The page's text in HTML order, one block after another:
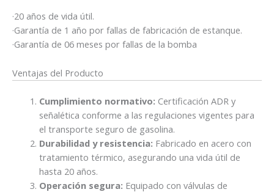
·20 años de vida útil.
·Garantía de 1 año por fallas de fabricación de estanque.
·Garantía de 06 meses por fallas de la bomba
Ventajas del Producto
Cumplimiento normativo: Certificación ADR y
señalética conforme a las regulaciones vigentes para
el transporte seguro de gasolina.
Durabilidad y resistencia: Fabricado en acero con
tratamiento térmico, asegurando una vida útil de
hasta 20 años.
Operación segura: Equipado con válvulas de